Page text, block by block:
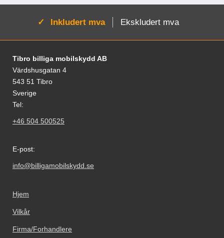
Aktiv:
Inkludert mva Ekskludert mva
Footer-innhold Blandet informasjon og
Tibro billiga mobilskydd AB
Värdshusgatan 4
543 51 Tibro
Sverige
Tel:
+46 504 500525
E-post:
info@billigamobilskydd.se
Hjem
Vilkår
Firma/Forhandlere